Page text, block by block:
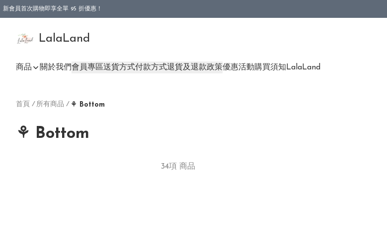
新會員首次購物即享全單 95 折優惠！
LalaLand
商品 關於我們會員專區送貨方式付款方式退貨及退款政策優惠活動購買須知 LalaLand
首頁 / 所有商品 / ⚘ Bottom
⚘ Bottom
34項 商品